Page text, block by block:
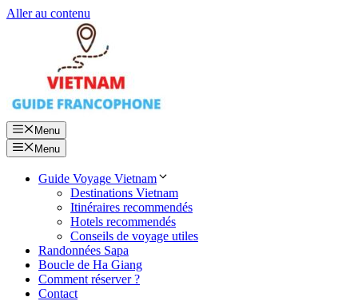
Aller au contenu
Menu
Menu
Guide Voyage Vietnam
Destinations Vietnam
Itinéraires recommendés
Hotels recommendés
Conseils de voyage utiles
Randonnées Sapa
Boucle de Ha Giang
Comment réserver ?
Contact